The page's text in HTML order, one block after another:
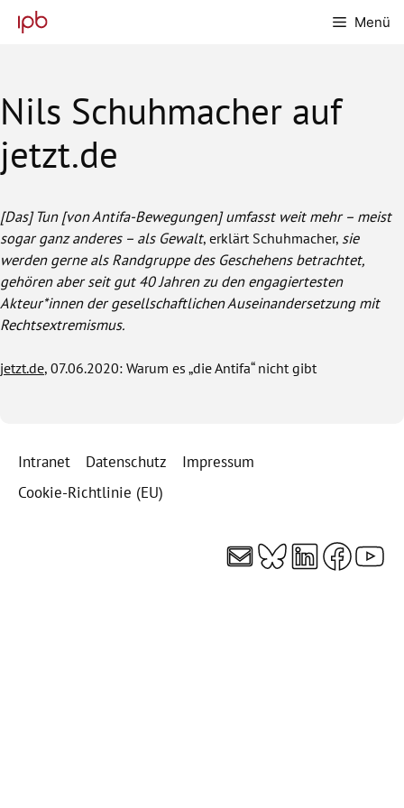
Inhalt
Menü
Nils Schuhmacher auf
jetzt.de
[Das] Tun [von Antifa-Bewegungen] umfasst weit mehr – meist
sogar ganz anderes – als Gewalt, erklärt Schuhmacher, sie
werden gerne als Randgruppe des Geschehens betrachtet,
gehören aber seit gut 40 Jahren zu den engagiertesten
Akteur*innen der gesellschaftlichen Auseinandersetzung mit
Rechtsextremismus.
jetzt.de, 07.06.2020: Warum es „die Antifa“ nicht gibt
Intranet Datenschutz
Impressum
Cookie-Richtlinie (EU)
E-MailBluesky